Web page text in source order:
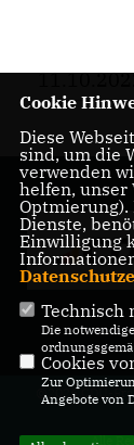
@2026 CDU-
Alle
Cookie
Diese
sind, um die
verwenden
helfen, unser
Dienste,
Einwilligung
Technisch
Die
Cookies
Zur
Angebote von